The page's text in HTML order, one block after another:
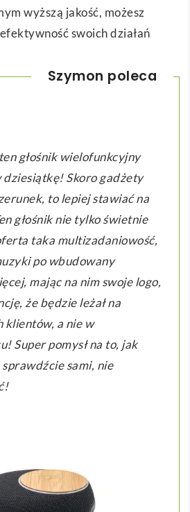
wyższą jakość, możesz
swoich działań
Szymon poleca
głośnik wielofunkcyjny
dziesiątkę! Skoro gadżety
to lepiej stawiać na
głośnik nie tylko świetnie
taka multizadaniowość,
po wbudowany
mając na nim swoje logo,
że będzie leżał na
klientów, a nie w
Super pomysł na to, jak
sami, nie